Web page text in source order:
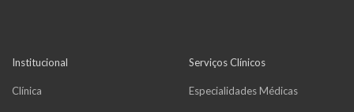
Institucional
Clínica
Serviços Clínicos
Especialidades Médicas